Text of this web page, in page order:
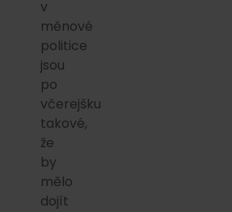
v
měnové
politice
jsou
po
včerejšku
takové,
že
by
mělo
dojít